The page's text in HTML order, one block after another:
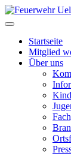
Startseite
Mitglied
Über uns